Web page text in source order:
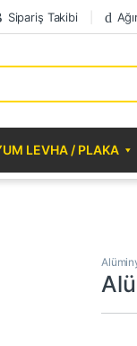
Sipariş Takibi
LEVHA / PLAKA